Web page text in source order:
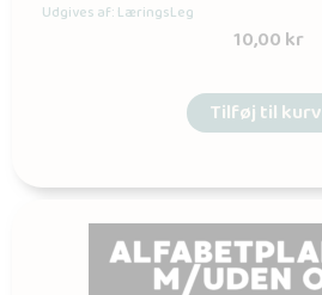
Udgives af: LæringsLeg
10,00kr
Tilføj til kurv